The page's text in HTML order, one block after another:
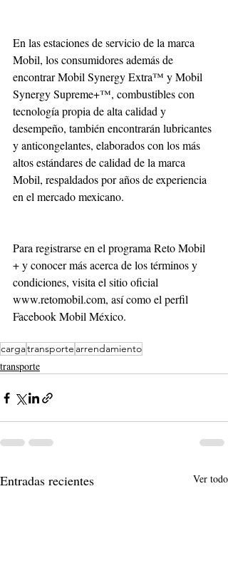
En las estaciones de servicio de la marca
Mobil, los consumidores además de
encontrar Mobil Synergy Extra™ y Mobil
Synergy Supreme+™, combustibles con
tecnología propia de alta calidad y
desempeño, también encontrarán lubricantes
y anticongelantes, elaborados con los más
altos estándares de calidad de la marca
Mobil, respaldados por años de experiencia
en el mercado mexicano.
Para registrarse en el programa Reto Mobil
+ y conocer más acerca de los términos y
condiciones, visita el sitio oficial
www.retomobil.com, así como el perfil
Facebook Mobil México.
cargatransporte arrendamiento
transporte
Entradas recientes Ver todo